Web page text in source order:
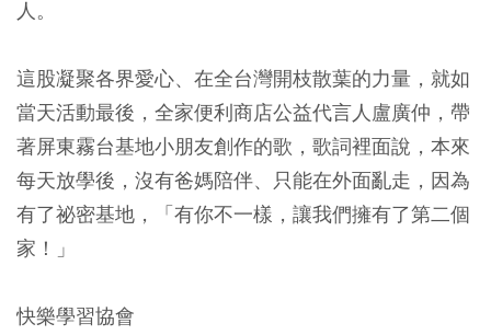
人。
這股凝聚各界愛心、在全台灣開枝散葉的力量，就如
當天活動最後，全家便利商店公益代言人盧廣仲，帶
著屏東霧台基地小朋友創作的歌，歌詞裡面說，本來
每天放學後，沒有爸媽陪伴、只能在外面亂走，因為
有了祕密基地，「有你不一樣，讓我們擁有了第二個
家！」
快樂學習協會